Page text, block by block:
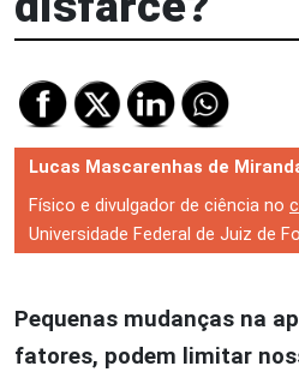
Lucas Mascarenhas de
Físico e divulgador de ciência no
Universidade Federal de Juiz de
Pequenas mudanças na
fatores, podem limitar